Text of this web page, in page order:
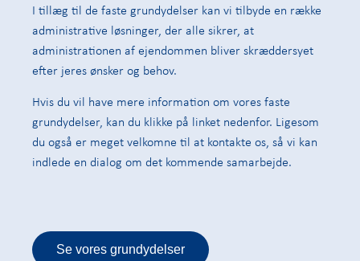
I tillæg til de faste grundydelser kan vi tilbyde en række
administrative løsninger, der alle sikrer, at
administrationen af ejendommen bliver skræddersyet
efter jeres ønsker og behov.
Hvis du vil have mere information om vores faste
grundydelser, kan du klikke på linket nedenfor. Ligesom
du også er meget velkomne til at kontakte os, så vi kan
indlede en dialog om det kommende samarbejde.
Se vores grundydelser